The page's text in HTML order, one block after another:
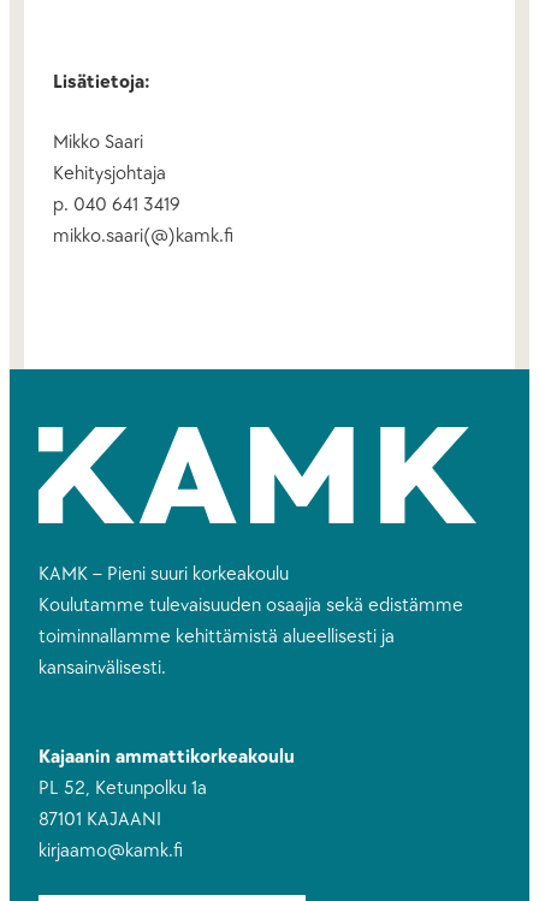
Lisätietoja:
Mikko Saari
Kehitysjohtaja
p. 040 641 3419
mikko.saari(@)kamk.fi
KAMK – Pieni suuri korkeakoulu
Koulutamme tulevaisuuden osaajia sekä edistämme
toiminnallamme kehittämistä alueellisesti ja
kansainvälisesti.
Kajaanin ammattikorkeakoulu
PL 52, Ketunpolku 1a
87101 KAJAANI
kirjaamo@kamk.fi